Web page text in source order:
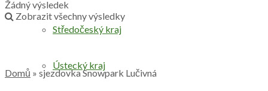
Středočeský kraj
Ústecký kraj
Žádný výsledek
Zobrazit všechny výsledky
Domů » sjezdovka Snowpark Lučivná